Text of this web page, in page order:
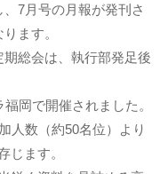
7月号の月報が発刊さ
ます。
総会は、執行部発足後
岡で開催されました。
人数（約50名位）より
じます。